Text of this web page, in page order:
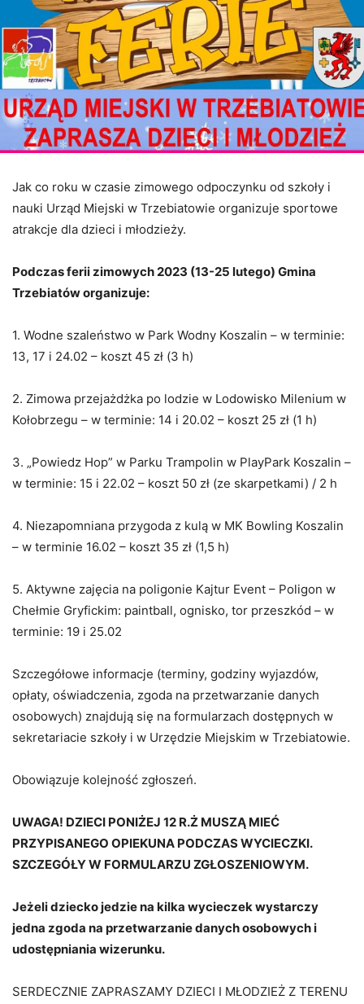
Jak co roku w czasie zimowego odpoczynku od szkoły i
nauki Urząd Miejski w Trzebiatowie organizuje sportowe
atrakcje dla dzieci i młodzieży.
Podczas ferii zimowych 2023 (13-25 lutego) Gmina
Trzebiatów organizuje:
1. Wodne szaleństwo w Park Wodny Koszalin – w terminie:
13, 17 i 24.02 – koszt 45 zł (3 h)
2. Zimowa przejażdżka po lodzie w Lodowisko Milenium w
Kołobrzegu – w terminie: 14 i 20.02 – koszt 25 zł (1 h)
3. „Powiedz Hop” w Parku Trampolin w PlayPark Koszalin –
w terminie: 15 i 22.02 – koszt 50 zł (ze skarpetkami) / 2 h
4. Niezapomniana przygoda z kulą w MK Bowling Koszalin
– w terminie 16.02 – koszt 35 zł (1,5 h)
5. Aktywne zajęcia na poligonie Kajtur Event – Poligon w
Chełmie Gryfickim: paintball, ognisko, tor przeszkód – w
terminie: 19 i 25.02
Szczegółowe informacje (terminy, godziny wyjazdów,
opłaty, oświadczenia, zgoda na przetwarzanie danych
osobowych) znajdują się na formularzach dostępnych w
sekretariacie szkoły i w Urzędzie Miejskim w Trzebiatowie.
Obowiązuje kolejność zgłoszeń.
UWAGA! DZIECI PONIŻEJ 12 R.Ż MUSZĄ MIEĆ
PRZYPISANEGO OPIEKUNA PODCZAS WYCIECZKI.
SZCZEGÓŁY W FORMULARZU ZGŁOSZENIOWYM.
Jeżeli dziecko jedzie na kilka wycieczek wystarczy
jedna zgoda na przetwarzanie danych osobowych i
udostępniania wizerunku.
SERDECZNIE ZAPRASZAMY DZIECI I MŁODZIEŻ Z TERENU